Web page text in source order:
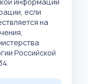
если
на
Российской